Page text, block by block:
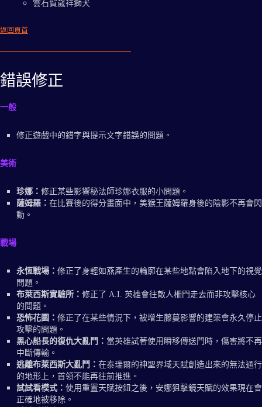
雲石賀歲祥獅犬
返回頁首
錯誤修正
一般
修正遊戲中的錯字與提示文字錯誤的問題。
美術
珍娜： 修正某些影響秘法師珍娜衣服的小問題。
薩姆羅： 在比賽後的得分畫面中，美猴王薩姆羅身後的陰影不再會閃
動。
戰場
永恆戰場： 修正了身輕如燕產生的輪廓在某些地點會陷入地下的視覺
問題。
布萊西斯實驗所： 修正了 A.I. 英雄會往敵人柵門走去而非攻擊核心
的問題。
恐怖花園： 修正了在某些情況下，被增生藤蔓影響的建築會永久停止
攻擊的問題。
黑心船長的復仇大亂鬥： 當英雄試著使用瞬移傳送門時，傷害將不再
中斷傳輸。
逃離布萊西斯大亂鬥： 在泰瑞爾的神聖界域天賦創造出來的無法通行
的地形上，首領不能再往前推進。
試試看模式： 使用重置天賦按鈕之後，安娜狙擊鏡天賦的效果現在會
正確地被移除。